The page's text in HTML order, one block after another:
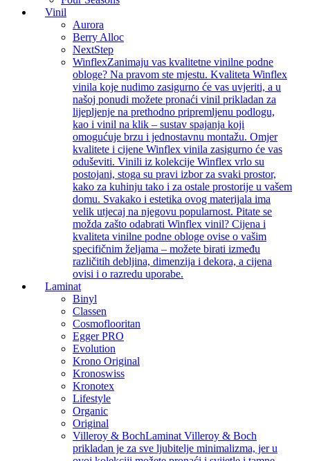
Vinil
Aurora
Berry Alloc
NextStep
WinflexZanimaju vas kvalitetne vinilne podne
obloge? Na pravom ste mjestu. Kvaliteta Winflex
vinila koje nudimo zasigurno će vas uvjeriti, a u
našoj ponudi možete pronaći vinil prikladan za
lijepljenje na prethodno pripremljenu podlogu,
kao i vinil na klik – sustav spajanja koji
omogućuje brzu i jednostavnu montažu. Omjer
kvalitete i cijene Winflex vinila zasigurno će vas
oduševiti. Vinili iz kolekcije Winflex vrlo su
postojani, stoga su pravi izbor za svaki prostor,
kako za kuhinju tako i za ostale prostorije u vašem
domu. Svakako i estetika ovog materijala ima
velik utjecaj na njegovu popularnost. Pitate se
možda zašto odabrati Winflex vinil? Cijena i
kvaliteta vinilne podne obloge ovise o vašim
specifičnim željama – možete birati između
različitih debljina, dimenzija i dekora, a cijena
ovisi i o razredu uporabe.
Laminat
Binyl
Classen
Cosmoflooritan
Egger PRO
Evolution
Krono Original
Kronoswiss
Kronotex
Lifestyle
Organic
Original
Villeroy & BochLaminat Villeroy & Boch
prikladan je za sve ljubitelje minimalizma, jer u